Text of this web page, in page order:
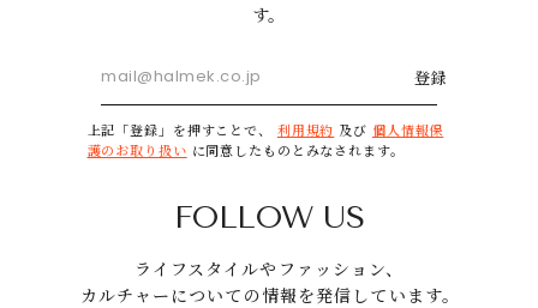
す。
登録
上記「登録」を押すことで、 利用規約 及び 個人情報保
護のお取り扱い に同意したものとみなされます。
FOLLOW US
ライフスタイルやファッション、
カルチャーについての情報を発信しています。